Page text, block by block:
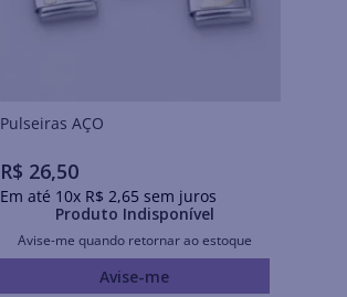
Pulseiras AÇO
R$ 26,50
Em até 10x R$ 2,65 sem juros
Produto Indisponível
Avise-me quando retornar ao estoque
Avise-me